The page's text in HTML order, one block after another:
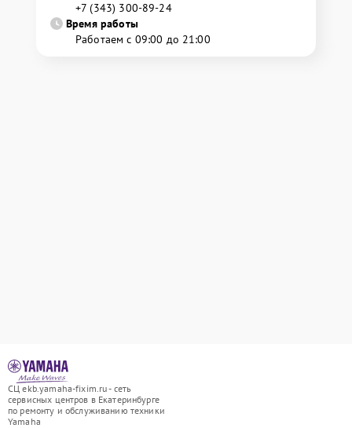
+7 (343) 300-89-24
Время работы
Работаем с 09:00 до 21:00
СЦ ekb.yamaha-fixim.ru - сеть
сервисных центров в Екатеринбурге
по ремонту и обслуживанию техники
Yamaha